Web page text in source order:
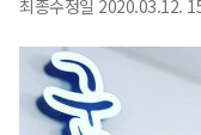
최종수정일 2020.03.12.